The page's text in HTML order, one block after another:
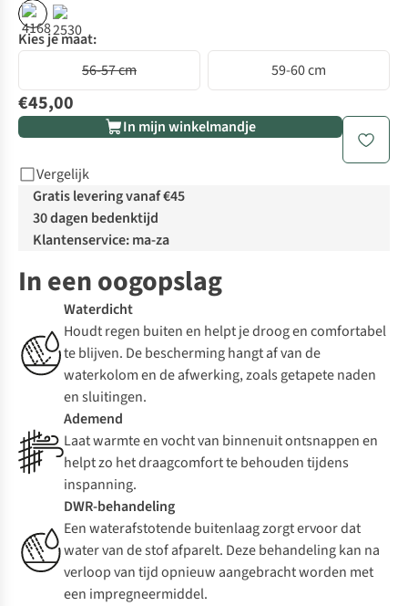
Kies je maat:
56-57 cm
59-60 cm
€45,00
In mijn winkelmandje
Vergelijk
Gratis levering vanaf €45
30 dagen bedenktijd
Klantenservice: ma-za
In een oogopslag
Waterdicht
Houdt regen buiten en helpt je droog en comfortabel
te blijven. De bescherming hangt af van de
waterkolom en de afwerking, zoals getapete naden
en sluitingen.
Ademend
Laat warmte en vocht van binnenuit ontsnappen en
helpt zo het draagcomfort te behouden tijdens
inspanning.
DWR-behandeling
Een waterafstotende buitenlaag zorgt ervoor dat
water van de stof afparelt. Deze behandeling kan na
verloop van tijd opnieuw aangebracht worden met
een impregneermiddel.